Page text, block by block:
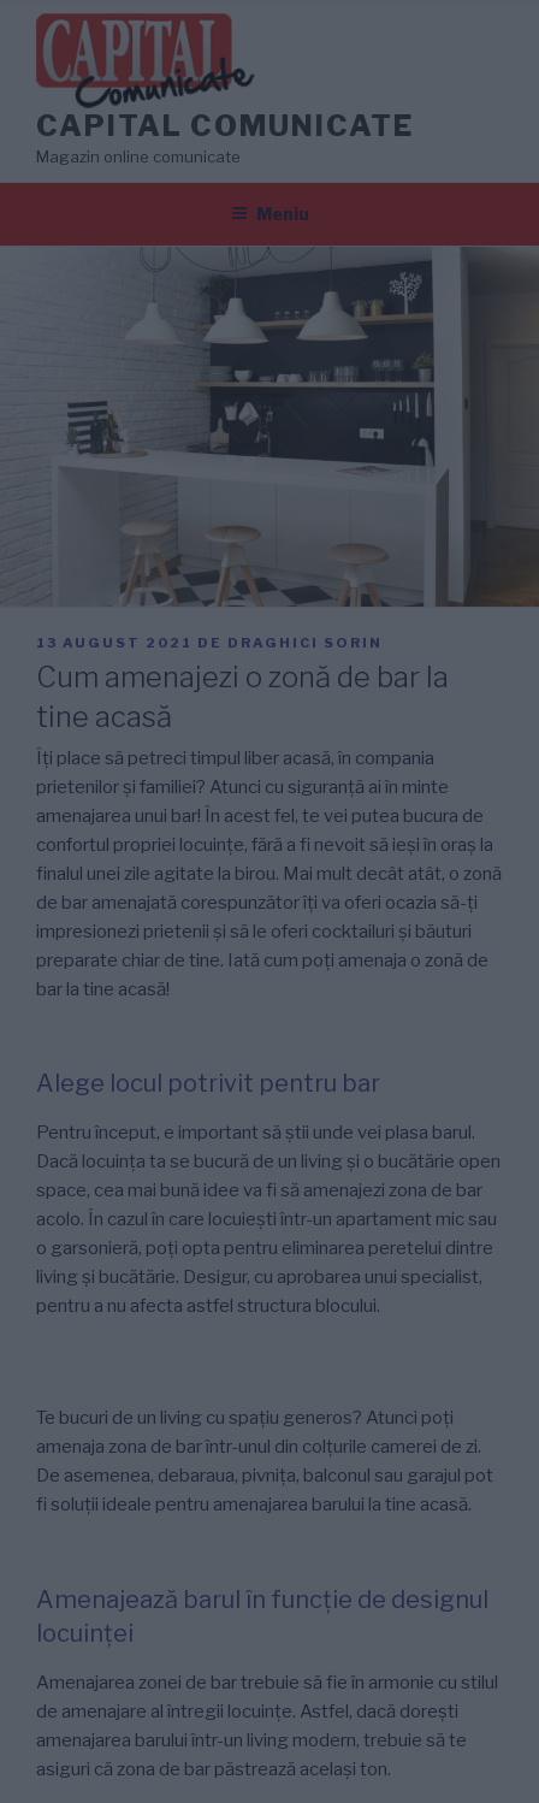
conținut
CAPITAL COMUNICATE
Magazin online comunicate
Meniu
PUBLICAT
PE
13 AUGUST 2021 DE DRAGHICI SORIN
Cum amenajezi o zonă de bar la
tine acasă
Îți place să petreci timpul liber acasă, în compania
prietenilor și familiei? Atunci cu siguranță ai în minte
amenajarea unui bar! În acest fel, te vei putea bucura de
confortul propriei locuințe, fără a fi nevoit să ieși în oraș la
finalul unei zile agitate la birou. Mai mult decât atât, o zonă
de bar amenajată corespunzător îți va oferi ocazia să-ți
impresionezi prietenii și să le oferi cocktailuri și băuturi
preparate chiar de tine. Iată cum poți amenaja o zonă de
bar la tine acasă!
Alege locul potrivit pentru bar
Pentru început, e important să știi unde vei plasa barul.
Dacă locuința ta se bucură de un living și o bucătărie open
space, cea mai bună idee va fi să amenajezi zona de bar
acolo. În cazul în care locuiești într-un apartament mic sau
o garsonieră, poți opta pentru eliminarea peretelui dintre
living și bucătărie. Desigur, cu aprobarea unui specialist,
pentru a nu afecta astfel structura blocului.
Te bucuri de un living cu spațiu generos? Atunci poți
amenaja zona de bar într-unul din colțurile camerei de zi.
De asemenea, debaraua, pivnița, balconul sau garajul pot
fi soluții ideale pentru amenajarea barului la tine acasă.
Amenajează barul în funcție de designul
locuinței
Amenajarea zonei de bar trebuie să fie în armonie cu stilul
de amenajare al întregii locuințe. Astfel, dacă dorești
amenajarea barului într-un living modern, trebuie să te
asiguri că zona de bar păstrează același ton.